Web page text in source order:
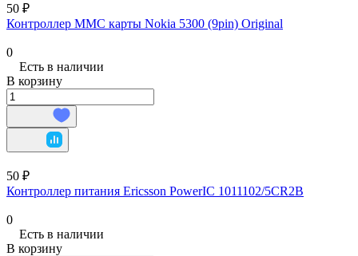
50 ₽
Контроллер ММС карты Nokia 5300 (9pin) Original
0
Есть в наличии
В корзину
50 ₽
Контроллер питания Ericsson PowerIC 1011102/5CR2B
0
Есть в наличии
В корзину